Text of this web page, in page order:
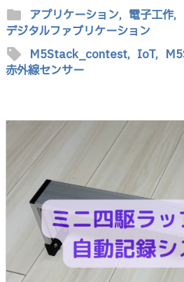
folder アプリケーション, 電子工作,
デジタルファブリケーション
sell M5Stack_contest, IoT,
赤外線センサー